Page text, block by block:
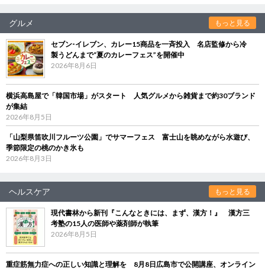
グルメ もっと見る
セブン‐イレブン、カレー15商品を一斉投入 名店監修から冷
製うどんまで“夏のカレーフェス”を開催中
2026年8月6日
横浜高島屋で「韓国市場」がスタート 人気グルメから雑貨まで約30ブランド
が集結
2026年8月5日
「山梨県笛吹川フルーツ公園」でサマーフェス 富士山を眺めながら水遊び、
季節限定の桃のかき氷も
2026年8月3日
ヘルスケア もっと見る
現代書林から新刊『こんなときには、まず、漢方！』 漢方三
考塾の15人の医師や薬剤師が執筆
2026年8月5日
重症筋無力症への正しい知識と理解を 8月8日広島市で公開講座、オンライン